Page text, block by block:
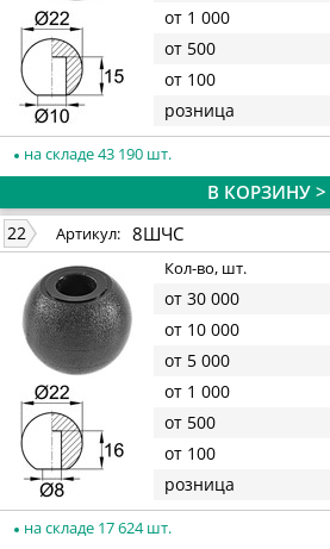
от 1 000
от 500
от 100
розница
на складе 43 190 шт.
В КОРЗИНУ >
22 Артикул: 8ШЧС
Кол-во, шт.
от 30 000
от 10 000
от 5 000
от 1 000
от 500
от 100
розница
на складе 17 624 шт.